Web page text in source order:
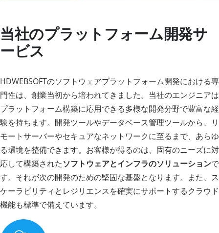
当社のプラットフォーム開発サ
ービス
HDWEBSOFTのソフトウェアプラットフォーム開発における専
門性は、創業当初から培われてきました。当社のエンジニアは
プラットフォーム構築に応用できる多様な開発分野で豊富な経
験を持ちます。開発ツールやデータベース管理ツールから、リ
モートサーバーやセキュアなネットワークに至るまで、あらゆ
る環境を整備できます。お客様が得るのは、固有のニーズに対
応して構築されたソフトウェアとインフラのソリューションで
す。それが次の開発のための堅固な基盤となります。また、ス
ケーラビリティとレジリエンスを確実にサポートするクラウド
機能も標準で備えています。